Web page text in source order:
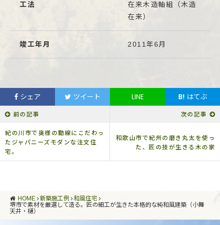
工法
在来木造軸組（木造
在来）
竣工年月 2011年6月
シェア ツイート LINE B! はてぶ
前の記事
紀の川市で奥様の動線にこだわっ
たジャパニーズモダンな注文住
宅。
次の記事
和歌山市で紀州の磨き丸太を使っ
た、匠の技が生きる木の家
HOME 新築施工例
和風住宅
堺市で素材を厳選して造る。匠の細工が生きた本格的な純和風建築（小舞
天井・樋）